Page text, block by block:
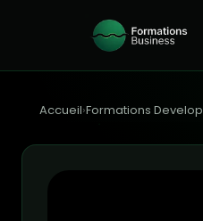
Accueil›Formations